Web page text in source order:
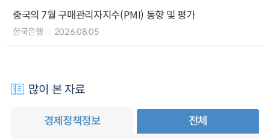
중국의 7월 구매관리자지수(PMI) 동향 및 평가
한국은행 2026.08.05
많이 본 자료
경제정책정보 전체